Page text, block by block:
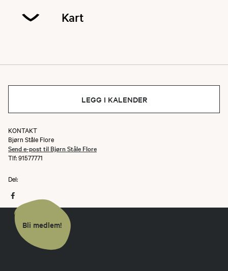
Kart
LEGG I KALENDER
KONTAKT
Bjørn Ståle Flore
Send e-post til Bjørn Ståle Flore
Tlf: 91577771
Del:
Bli medlem!